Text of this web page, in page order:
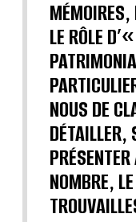
MÉMOIRES,
LE RÔLE
NOUS DE
DÉTAILLER,
NOMBRE,